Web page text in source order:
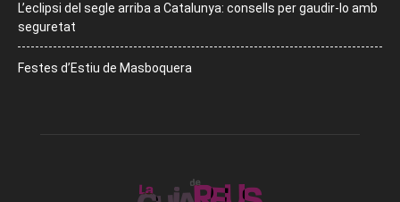
L’eclipsi del segle arriba a Catalunya: consells per gaudir-lo amb
seguretat
Festes d’Estiu de Masboquera